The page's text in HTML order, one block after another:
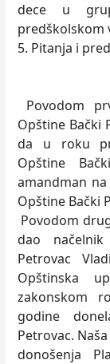
dece u
predškolskom
5. Pitanja i
Povodom
Opštine Bački
da u roku
Opštine
amandman
Opštine Bački
Povodom
dao
Petrovac
Opštinska
zakonskom
godine
Petrovac.
donošenja